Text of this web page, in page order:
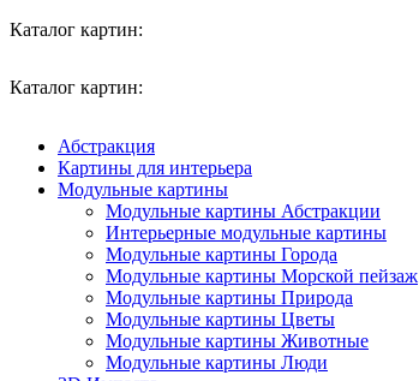
Каталог картин:
Каталог картин:
Абстракция
Картины для интерьера
Модульные картины
Модульные картины Абстракции
Интерьерные модульные картины
Модульные картины Города
Модульные картины Морской пейзаж
Модульные картины Природа
Модульные картины Цветы
Модульные картины Животные
Модульные картины Люди